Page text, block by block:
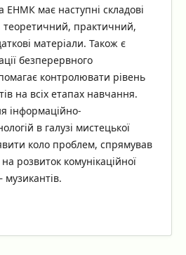
ЕНМК має наступні складові
практичний,
матеріали. Також є
безперервного
контролювати рівень
на всіх етапах навчання.
інформаційно-
в галузі мистецької
коло проблем, спрямував
розвиток комунікаційної
музикантів.